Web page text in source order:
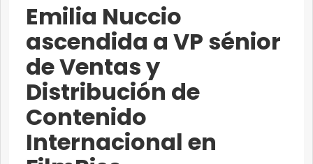
Emilia Nuccio
ascendida a VP sénior
de Ventas y
Distribución de
Contenido
Internacional en